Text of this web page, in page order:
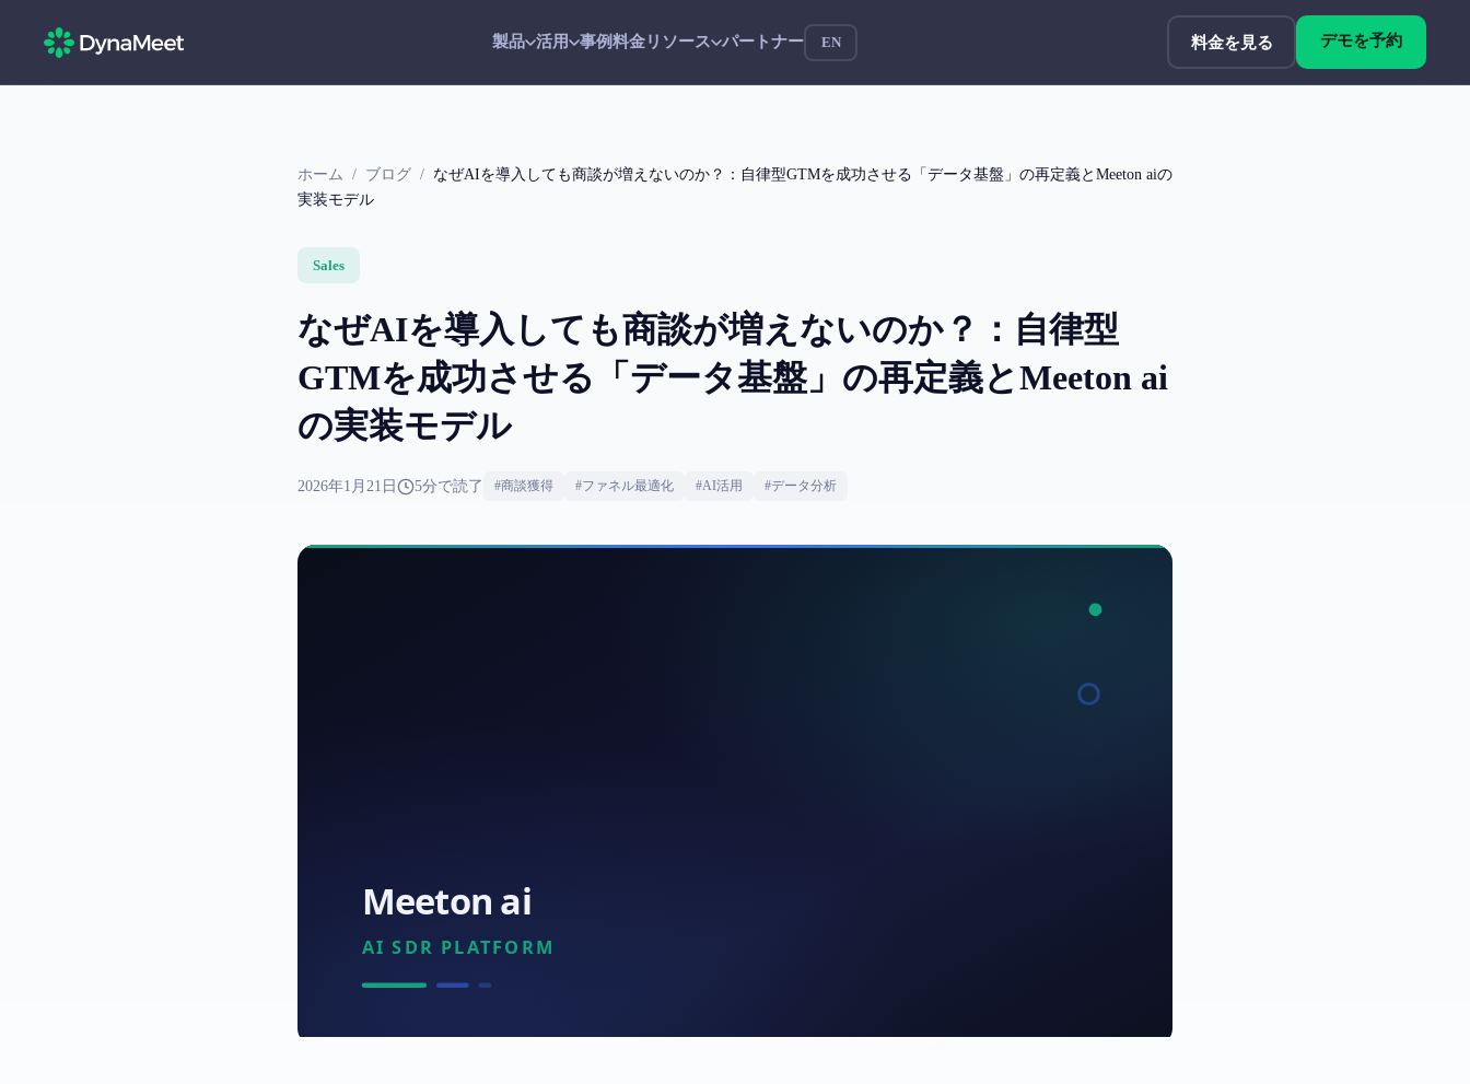
製品 活用 事例料金リソース パートナー EN 料金を見る デモを予約
ホーム / ブログ / なぜAIを導入しても商談が増えないのか？：自律型GTMを成功させる「データ基盤」の再定義とMeeton aiの
実装モデル
Sales
なぜAIを導入しても商談が増えないのか？：自律型
GTMを成功させる「データ基盤」の再定義とMeeton ai
の実装モデル
2026年1月21日 5分で読了 #商談獲得 #ファネル最適化 #AI活用 #データ分析